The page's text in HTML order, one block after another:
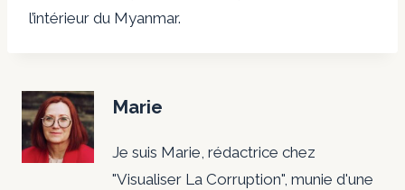
l’intérieur du Myanmar.
Marie
Je suis Marie, rédactrice chez
"Visualiser La Corruption", munie d'une